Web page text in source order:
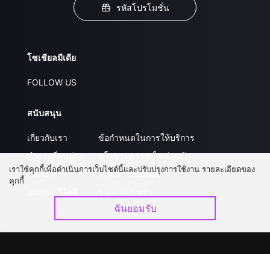
รหัสโปรโมชั่น
โซเชียลมีเดีย
FOLLOW US
สนับสนุน
เกี่ยวกับเรา
คำถามที่พบบ่อย
ติดต่อเรา
ข้อกำหนดในการให้บริการ
นโยบายความเป็นส่วนตัว
ส่งผลงานของคุณ
เราใช้คุกกี้เพื่อดำเนินการเว็บไซต์นี้และปรับปรุงการใช้งาน รายละเอียดของ
คุกกี้
ฉันยอมรับ